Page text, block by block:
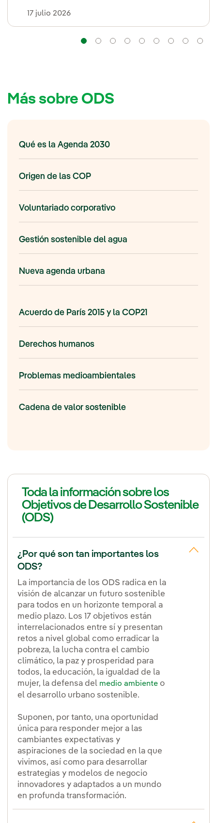
17 julio 2026
Navegación
Navegación
Navegación
Navegación
Navegación
Navegación
Más sobre ODS
Qué es la Agenda 2030
Origen de las COP
Voluntariado corporativo
Gestión sostenible del agua
Nueva agenda urbana
Acuerdo de París 2015 y la COP21
Derechos humanos
Problemas medioambientales
Cadena de valor sostenible
Toda la información sobre los
Objetivos de Desarrollo Sostenible
(ODS)
¿Por qué son tan importantes los
ODS?
La importancia de los ODS radica en la
visión de alcanzar un futuro sostenible
para todos en un horizonte temporal a
medio plazo. Los 17 objetivos están
interrelacionados entre sí y presentan
retos a nivel global como erradicar la
pobreza, la lucha contra el cambio
climático, la paz y prosperidad para
todos, la educación, la igualdad de la
mujer, la defensa del medio ambiente o
el desarrollo urbano sostenible.
Suponen, por tanto, una oportunidad
única para responder mejor a las
cambiantes expectativas y
aspiraciones de la sociedad en la que
vivimos, así como para desarrollar
estrategias y modelos de negocio
innovadores y adaptados a un mundo
en profunda transformación.